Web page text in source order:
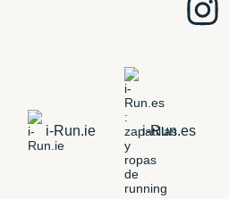
i-Run.ie i-Run.es